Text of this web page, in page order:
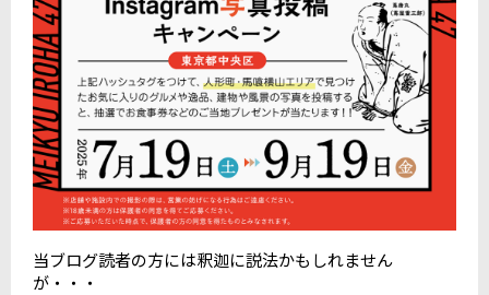
当ブログ読者の方には釈迦に説法かもしれません
が・・・